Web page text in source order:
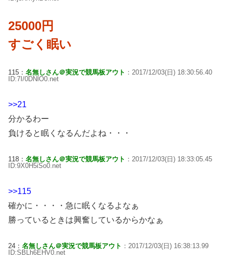
25000円
すごく眠い
115： 名無しさん＠実況で競馬板アウト ：2017/12/03(日) 18:30:56.40
ID:7I/0DNlO0.net
>>21
分かるわー
負けると眠くなるんだよね・・・
118： 名無しさん＠実況で競馬板アウト ：2017/12/03(日) 18:33:05.45
ID:9X0H5iSo0.net
>>115
確かに・・・・急に眠くなるよなぁ
勝っているときは興奮しているからかなぁ
24： 名無しさん＠実況で競馬板アウト ：2017/12/03(日) 16:38:13.99
ID:SBLh6EHV0.net